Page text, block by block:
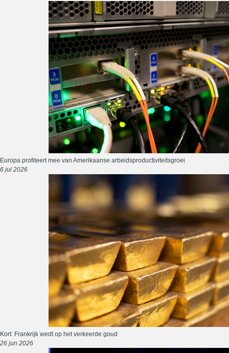
Europa profiteert mee van Amerikaanse arbeidsproductiviteitsgroei
6 jul 2026
Kort: Frankrijk wedt op het verkeerde goud
26 jun 2026